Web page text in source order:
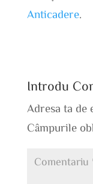
Anticadere.
Introdu
Adresa ta de
Câmpurile